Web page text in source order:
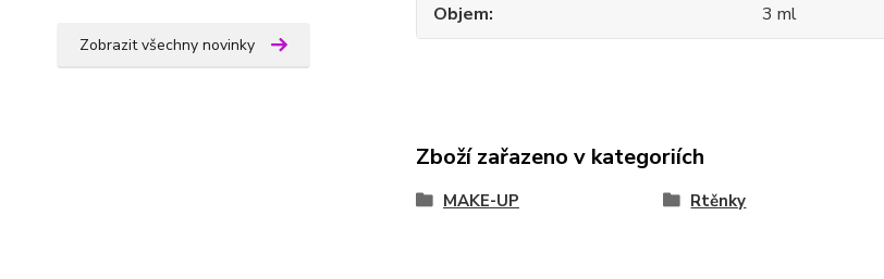
Zobrazit všechny novinky
Objem
3 ml
Zboží zařazeno v kategoriích
MAKE-UP Rtěnky